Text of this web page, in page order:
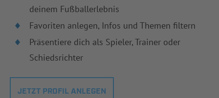
deinem Fußballerlebnis
Favoriten anlegen, Infos und Themen filtern
Präsentiere dich als Spieler, Trainer oder
Schiedsrichter
JETZT PROFIL ANLEGEN